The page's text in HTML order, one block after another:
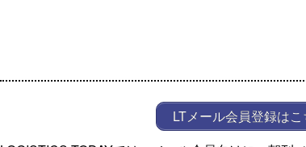
LTメール会員登録はこ